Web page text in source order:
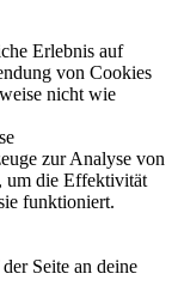
Erlebnis auf
von Cookies
nicht wie
zur Analyse von
um die Effektivität
funktioniert.
Seite an deine